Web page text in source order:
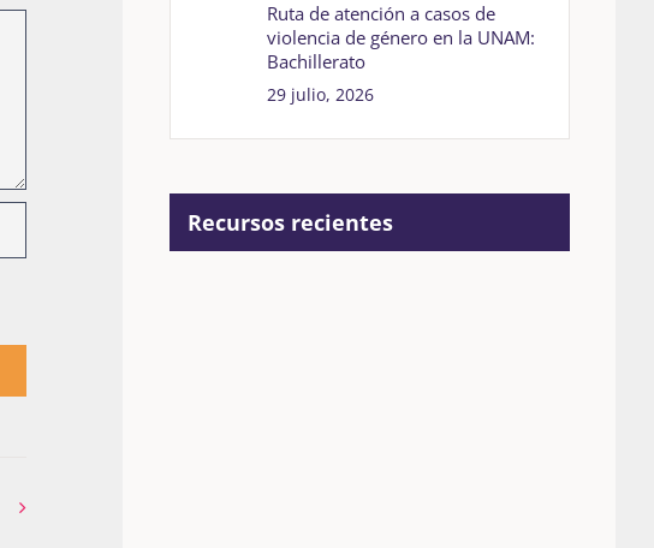
Ruta de atención a casos de
violencia de género en la UNAM:
Bachillerato
29 julio, 2026
Recursos recientes